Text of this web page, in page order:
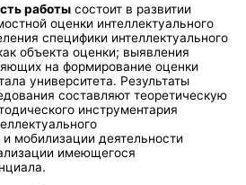
работы состоит в развитии
оценки интеллектуального
специфики интеллектуального
объекта оценки; выявления
на формирование оценки
университета. Результаты
составляют теоретическую
инструментария
и мобилизации деятельности
имеющегося